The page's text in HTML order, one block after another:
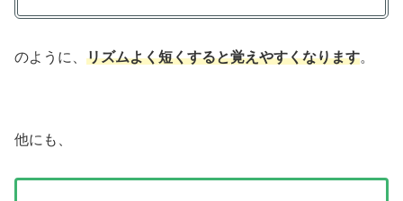
のように、 リズムよく短くすると覚えやすくなります。
他にも、